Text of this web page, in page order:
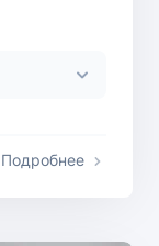
Подробнее